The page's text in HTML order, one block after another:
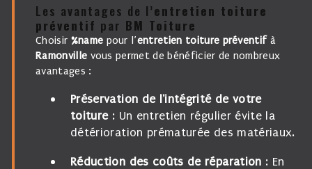
Les avantages de l’entretien toiture
préventif par BM Toiture
Choisir %name pour l’entretien toiture préventifà
Ramonville vous permet de bénéficier de nombreux
avantages :
Préservation de l'intégrité de votre
toiture: Un entretien régulier évite la
détérioration prématurée des matériaux.
Réduction des coûts de réparation : En